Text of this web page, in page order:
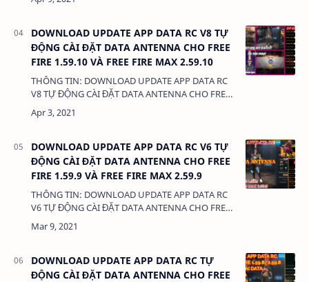
DOWNLOAD UPDATE APP DATA RC V8 TỰ
ĐỘNG CÀI ĐẶT DATA ANTENNA CHO FREE
FIRE 1.59.10 VÀ FREE FIRE MAX 2.59.10
THÔNG TIN: DOWNLOAD UPDATE APP DATA RC
V8 TỰ ĐỘNG CÀI ĐẶT DATA ANTENNA CHO FREE
FIRE 1.59.10 VÀ FREE FIRE MAX 2.59.10 DUNG
DOWNLOAD UPDATE APP DATA RC V6 TỰ
ĐỘNG CÀI ĐẶT DATA ANTENNA CHO FREE
FIRE 1.59.9 VÀ FREE FIRE MAX 2.59.9
THÔNG TIN: DOWNLOAD UPDATE APP DATA RC
V6 TỰ ĐỘNG CÀI ĐẶT DATA ANTENNA CHO FREE
FIRE 1.59.9 VÀ FREE FIRE MAX 2.59.9 DUNG
LƯỢNG: 400KB LINK: (adsbygoogle =
DOWNLOAD UPDATE APP DATA RC TỰ
ĐỘNG CÀI ĐẶT DATA ANTENNA CHO FREE